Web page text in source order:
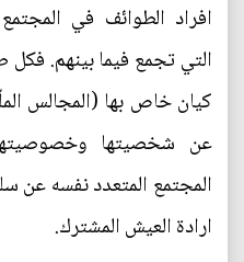
افراد الطوائف في
التي تجمع فيما بينهم.
كيان خاص بها (المجالس
عن شخصيتها
المجتمع المتعدد نفسه عن
ارادة العيش المشترك.